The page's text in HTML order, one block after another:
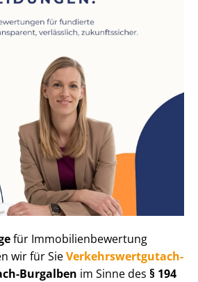
für Im­mo­bi­li­en­be­wer­tung
wir für SieVer­kehrs­wert­gut­ach­
Burgalben im Sinne des § 194